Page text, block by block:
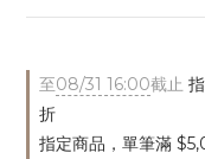
至08/31 16:00截止
折
指定商品，單筆滿